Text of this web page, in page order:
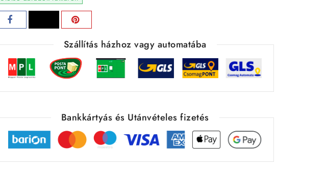
Szállítás házhoz vagy automatába
Bankkártyás és Utánvételes fizetés